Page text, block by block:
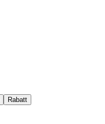
Rabatt